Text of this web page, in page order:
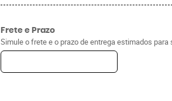
Frete e Prazo
Simule o frete e o prazo de entrega estimados para